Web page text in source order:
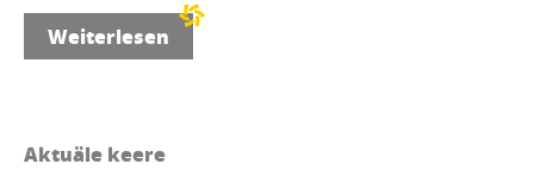
Weiterlesen
Aktuäle keere